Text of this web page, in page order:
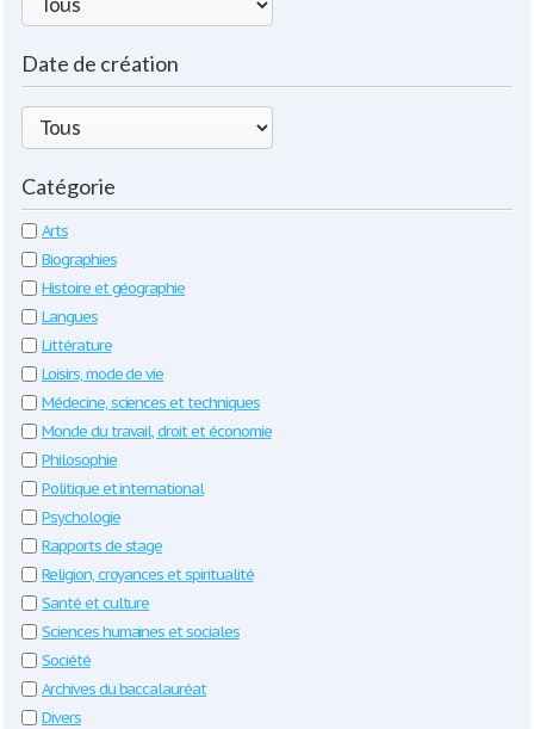
Date de création
Catégorie
Arts
Biographies
Histoire et géographie
Langues
Littérature
Loisirs, mode de vie
Médecine, sciences et techniques
Monde du travail, droit et économie
Philosophie
Politique et international
Psychologie
Rapports de stage
Religion, croyances et spiritualité
Santé et culture
Sciences humaines et sociales
Société
Archives du baccalauréat
Divers